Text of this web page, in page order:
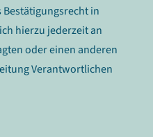
in
hierzu jederzeit an
oder einen anderen
Verantwortlichen